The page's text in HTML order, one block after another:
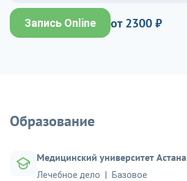
Запись Online от 2300 ₽
Образование
Медицинский университет Астана
Лечебное дело
Базовое